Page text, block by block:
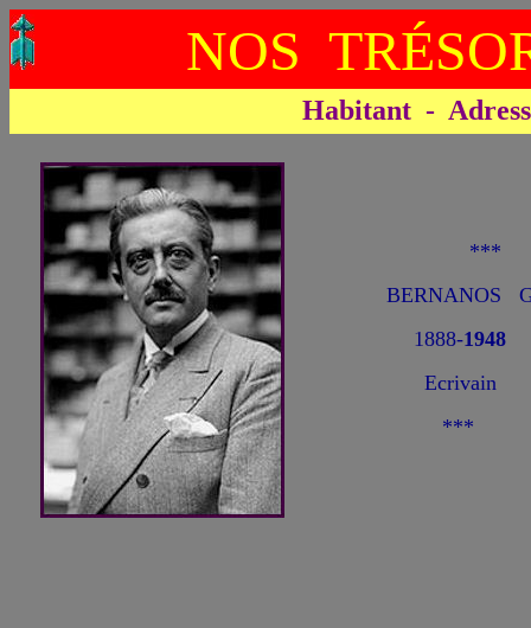
NOS
Habitant -
BERNANOS
1888-1948
Ecrivain
***